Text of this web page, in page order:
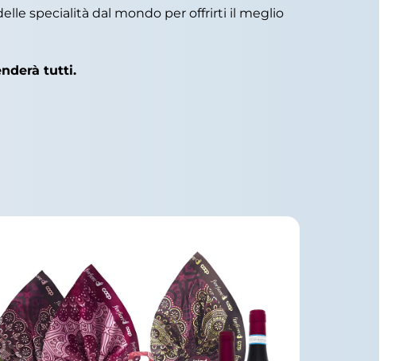
specialità dal mondo per offrirti il meglio
tutti.